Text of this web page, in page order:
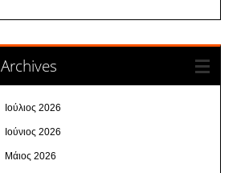
Archives
Ιούλιος 2026
Ιούνιος 2026
Μάιος 2026